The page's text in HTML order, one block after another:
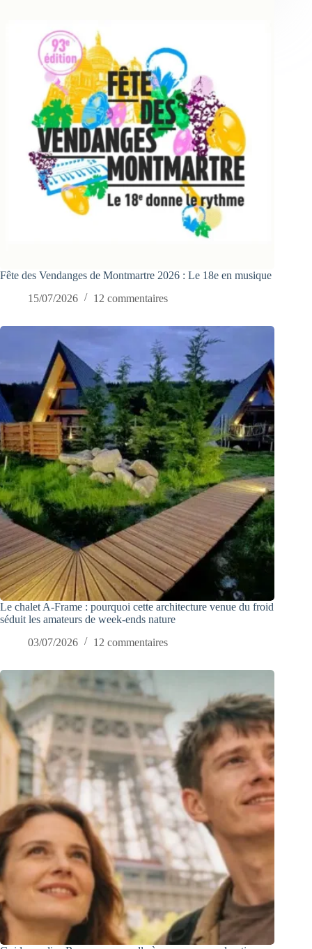
Fête des Vendanges de Montmartre 2026 : Le 18e en musique
15/07/2026
12 commentaires
Le chalet A-Frame : pourquoi cette architecture venue du froid
séduit les amateurs de week-ends nature
03/07/2026
12 commentaires